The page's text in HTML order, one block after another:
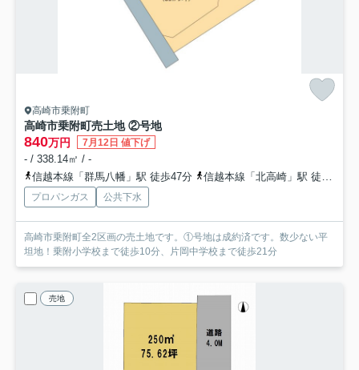
高崎市乗附町
高崎市乗附町売土地 ②号地
840万円 7月12日 値下げ
- / 338.14㎡ / -
信越本線「群馬八幡」駅 徒歩47分
信越本線「北高崎」駅 徒歩47分
プロパンガス 公共下水
高崎市乗附町全2区画の売土地です。①号地は成約済です。数少ない平
坦地！乗附小学校まで徒歩10分、片岡中学校まで徒歩21分
売地